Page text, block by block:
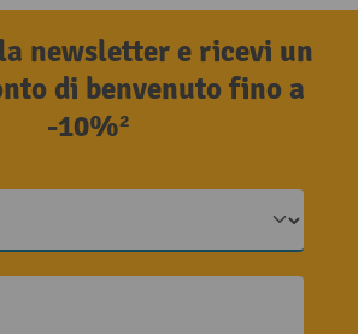
newsletter e ricevi un
di benvenuto fino a
-10%²